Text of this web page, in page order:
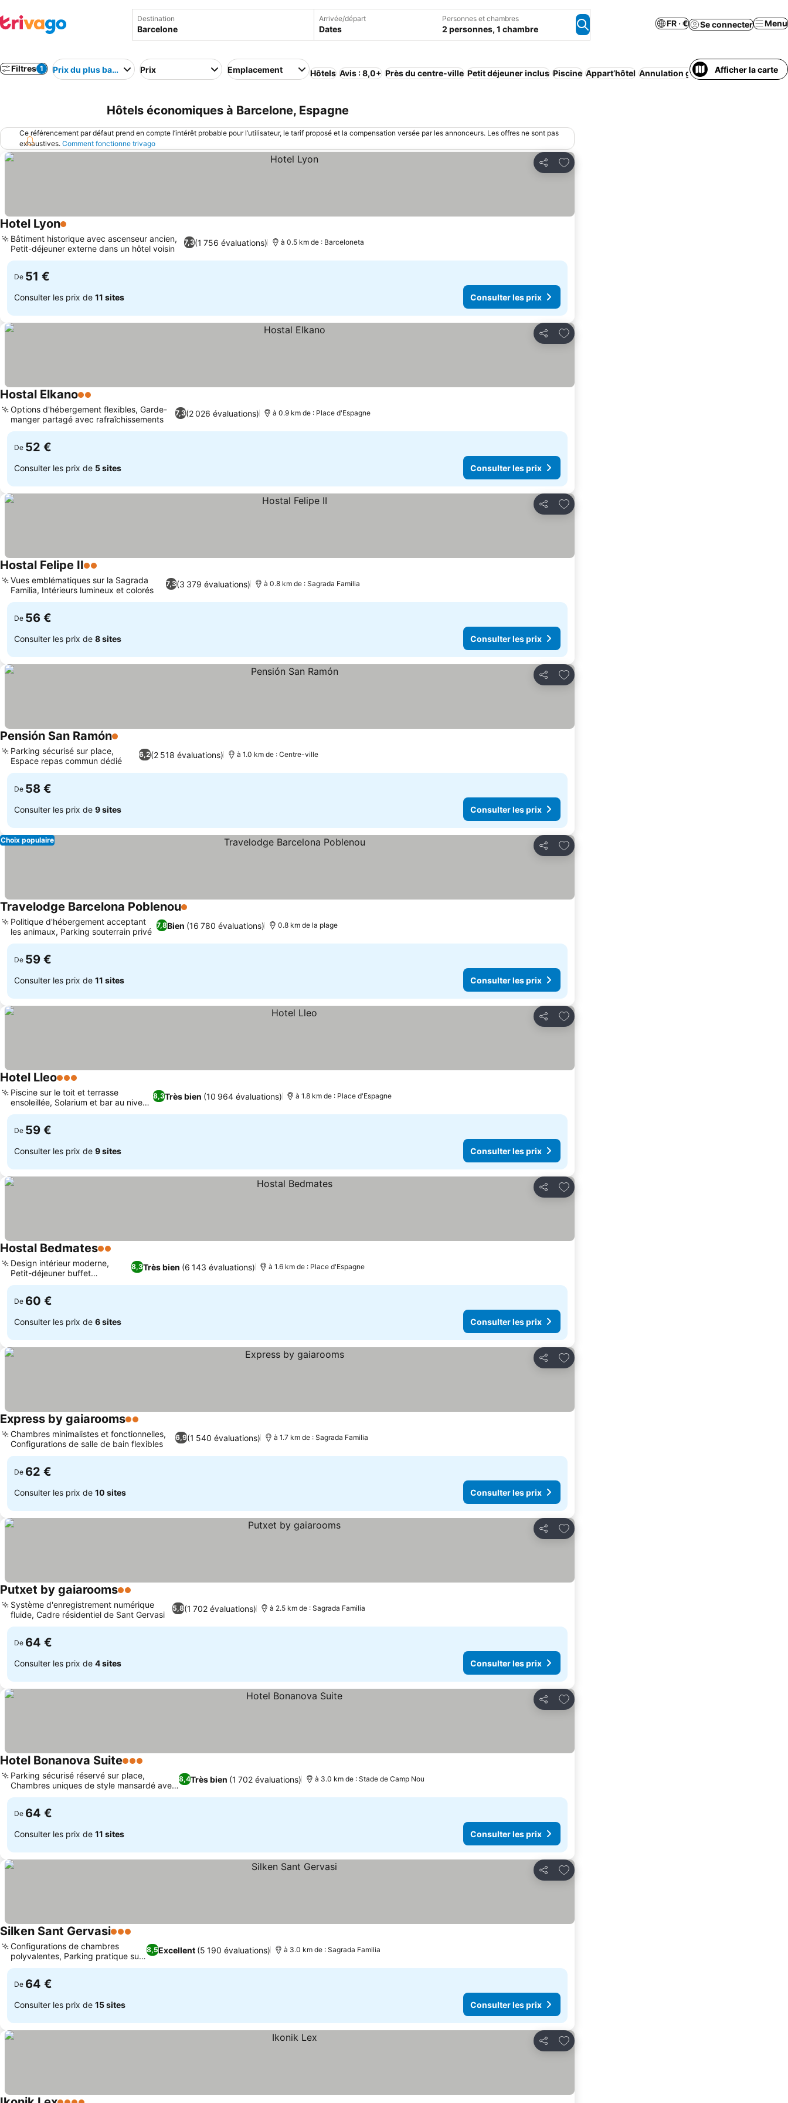
Destination Arrivée/départ
Dates
Personnes et chambres
2 personnes, 1 chambre
FR · € Se connecter Menu
Filtres 1 Prix du plus bas au plus élevé
Prix Emplacement Hôtels Avis : 8,0+ Près du centre-ville Petit déjeuner inclus Piscine Appart’hôtel Annulation gratuite Demi-pension
Afficher la carte
Hôtels économiques à Barcelone, Espagne
Ce référencement par défaut prend en compte l’intérêt probable pour l’utilisateur, le tarif proposé et la compensation versée par les annonceurs. Les offres ne sont pas
exhaustives. Comment fonctionne trivago
Partager
Ajouter à mes favoris
Hotel Lyon1 Étoiles
7,3(1 756 évaluations)
Bâtiment historique avec ascenseur ancien,
Petit-déjeuner externe dans un hôtel voisin
à 0.5 km de : Barceloneta
De 51 €
Consulter les prix de 11 sites Consulter les prix
Partager
Ajouter à mes favoris
Hostal Elkano2 Étoiles
7,3(2 026 évaluations)
Options d'hébergement flexibles, Garde-
manger partagé avec rafraîchissements
à 0.9 km de : Place d'Espagne
De 52 €
Consulter les prix de 5 sites Consulter les prix
Partager
Ajouter à mes favoris
Hostal Felipe II2 Étoiles
7,3(3 379 évaluations)
Vues emblématiques sur la Sagrada
Familia, Intérieurs lumineux et colorés
à 0.8 km de : Sagrada Familia
De 56 €
Consulter les prix de 8 sites Consulter les prix
Partager
Ajouter à mes favoris
Pensión San Ramón1 Étoiles
6,2(2 518 évaluations)
Parking sécurisé sur place,
Espace repas commun dédié
à 1.0 km de : Centre-ville
De 58 €
Consulter les prix de 9 sites Consulter les prix
Partager
Ajouter à mes favoris
Choix populaire
Travelodge Barcelona Poblenou1 Étoiles
7,8Bien (16 780 évaluations)
Politique d'hébergement acceptant
les animaux, Parking souterrain privé
0.8 km de la plage
De 59 €
Consulter les prix de 11 sites Consulter les prix
Partager
Ajouter à mes favoris
Hotel Lleo3 Étoiles
8,3Très bien (10 964 évaluations)
Piscine sur le toit et terrasse
ensoleillée, Solarium et bar au niveau
supérieur
à 1.8 km de : Place d'Espagne
De 59 €
Consulter les prix de 9 sites Consulter les prix
Partager
Ajouter à mes favoris
Hostal Bedmates2 Étoiles
8,3Très bien (6 143 évaluations)
Design intérieur moderne,
Petit-déjeuner buffet
continental
à 1.6 km de : Place d'Espagne
De 60 €
Consulter les prix de 6 sites Consulter les prix
Partager
Ajouter à mes favoris
Express by gaiarooms2 Étoiles
6,9(1 540 évaluations)
Chambres minimalistes et fonctionnelles,
Configurations de salle de bain flexibles
à 1.7 km de : Sagrada Familia
De 62 €
Consulter les prix de 10 sites Consulter les prix
Partager
Ajouter à mes favoris
Putxet by gaiarooms2 Étoiles
5,8(1 702 évaluations)
Système d'enregistrement numérique
fluide, Cadre résidentiel de Sant Gervasi
à 2.5 km de : Sagrada Familia
De 64 €
Consulter les prix de 4 sites Consulter les prix
Partager
Ajouter à mes favoris
Hotel Bonanova Suite3 Étoiles
8,4Très bien (1 702 évaluations)
Parking sécurisé réservé sur place,
Chambres uniques de style mansardé avec
puits de lumière
à 3.0 km de : Stade de Camp Nou
De 64 €
Consulter les prix de 11 sites Consulter les prix
Partager
Ajouter à mes favoris
Silken Sant Gervasi3 Étoiles
8,5Excellent (5 190 évaluations)
Configurations de chambres
polyvalentes, Parking pratique sur
place
à 3.0 km de : Sagrada Familia
De 64 €
Consulter les prix de 15 sites Consulter les prix
Partager
Ajouter à mes favoris